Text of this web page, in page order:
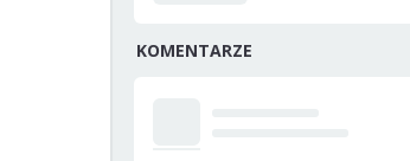
KOMENTARZE